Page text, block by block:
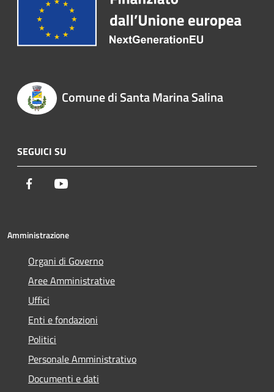
Comune di Santa Marina Salina
SEGUICI SU
Facebook
Amministrazione
Organi di Governo
Aree Amministrative
Uffici
Enti e fondazioni
Politici
Personale Amministrativo
Documenti e dati